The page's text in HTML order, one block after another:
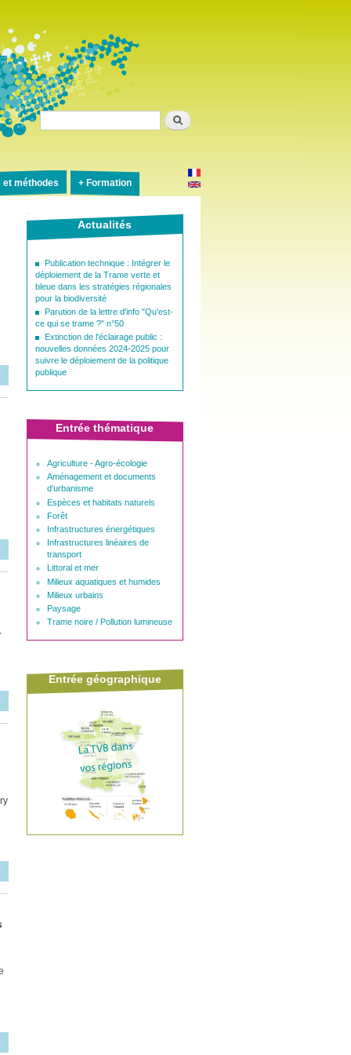
et méthodes Formation
Actualités
Publication technique : Intégrer le
déploiement de la Trame verte et
bleue dans les stratégies régionales
pour la biodiversité
Parution de la lettre d'info "Qu'est-
ce qui se trame ?" n°50
Extinction de l'éclairage public :
nouvelles données 2024-2025 pour
suivre le déploiement de la politique
publique
Entrée thématique
Agriculture - Agro-écologie
Aménagement et documents
d'urbanisme
Espèces et habitats naturels
Forêt
Infrastructures énergétiques
Infrastructures linéaires de
transport
Littoral et mer
Milieux aquatiques et humides
Milieux urbains
Paysage
Trame noire / Pollution lumineuse
Entrée géographique